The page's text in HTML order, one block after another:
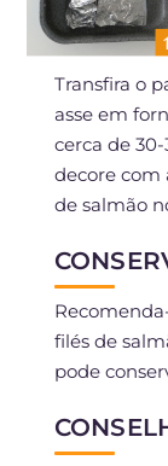
Transfira o
asse em
cerca de
decore com
de salmão
filés de
pode